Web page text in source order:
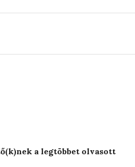
a legtöbbet olvasott